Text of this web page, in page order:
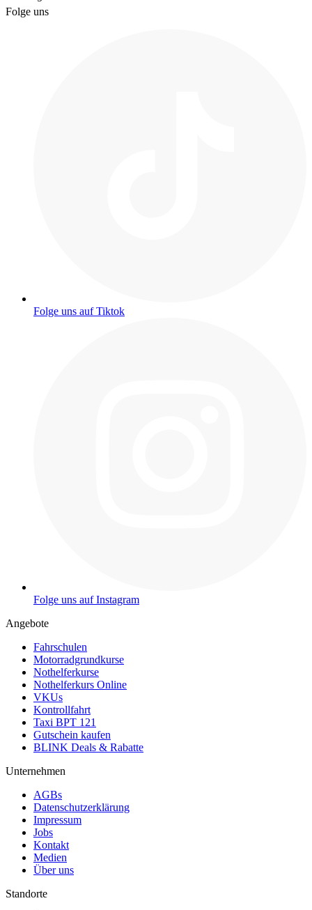
Folge uns
Folge uns auf Tiktok
Folge uns auf Instagram
Angebote
Fahrschulen
Motorradgrundkurse
Nothelferkurse
Nothelferkurs Online
VKUs
Kontrollfahrt
Taxi BPT 121
Gutschein kaufen
BLINK Deals & Rabatte
Unternehmen
AGBs
Datenschutzerklärung
Impressum
Jobs
Kontakt
Medien
Über uns
Standorte